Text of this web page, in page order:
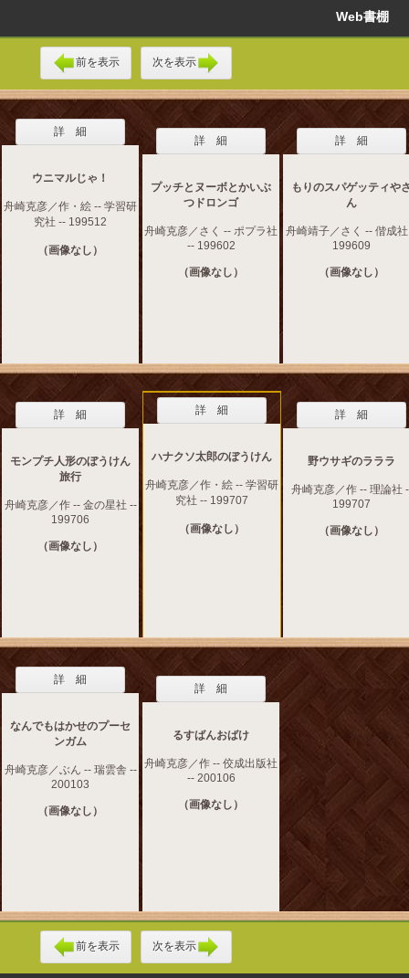
Web書棚
前を表示 次を表示
詳 細
ウニマルじゃ！
舟崎克彦／作・絵 -- 学習研
究社 -- 199512
（画像なし）
詳 細
プッチとヌーボとかいぶ
つドロンゴ
舟崎克彦／さく -- ポプラ社
-- 199602
（画像なし）
詳 細
もりのスパゲッティや
ん
舟崎靖子／さく -- 偕成
199609
（画像なし）
詳 細
モンプチ人形のぼうけん
旅行
舟崎克彦／作 -- 金の星社 --
199706
（画像なし）
詳 細
ハナクソ太郎のぼうけん
舟崎克彦／作・絵 -- 学習研
究社 -- 199707
（画像なし）
詳 細
野ウサギのラララ
舟崎克彦／作 -- 理論社
199707
（画像なし）
詳 細
なんでもはかせのプーセ
ンガム
舟崎克彦／ぶん -- 瑞雲舎 --
200103
（画像なし）
詳 細
るすばんおばけ
舟崎克彦／作 -- 佼成出版社
-- 200106
（画像なし）
前を表示 次を表示